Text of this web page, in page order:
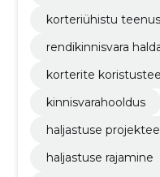
korteriühistu
rendikinnisvara
korterite
kinnisvarahooldus
haljastuse
haljastuse rajamine